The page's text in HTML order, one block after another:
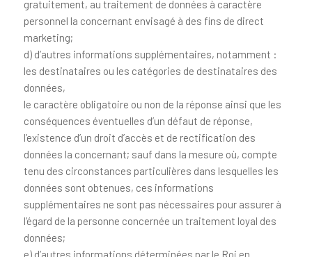
gratuitement, au traitement de données à caractère
personnel la concernant envisagé à des fins de direct
marketing;
d) d’autres informations supplémentaires, notamment :
les destinataires ou les catégories de destinataires des
données,
le caractère obligatoire ou non de la réponse ainsi que les
conséquences éventuelles d’un défaut de réponse,
l’existence d’un droit d’accès et de rectification des
données la concernant; sauf dans la mesure où, compte
tenu des circonstances particulières dans lesquelles les
données sont obtenues, ces informations
supplémentaires ne sont pas nécessaires pour assurer à
l’égard de la personne concernée un traitement loyal des
données;
e) d’autres informations déterminées par le Roi en